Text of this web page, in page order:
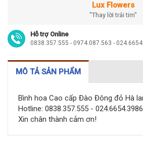
Lux Flowers
"Thay lời trái tim"
Hỗ trợ Online
0838.357.555 - 0974.087.563 -
MÔ TẢ SẢN PHẨM
Bình hoa Cao cấp Đào Đông đỏ Hà
Hotline: 0838.357.555 - 024.6654.3986
Xin chân thành cảm ơn!